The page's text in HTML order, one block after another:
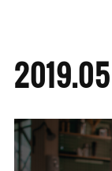
2019.05